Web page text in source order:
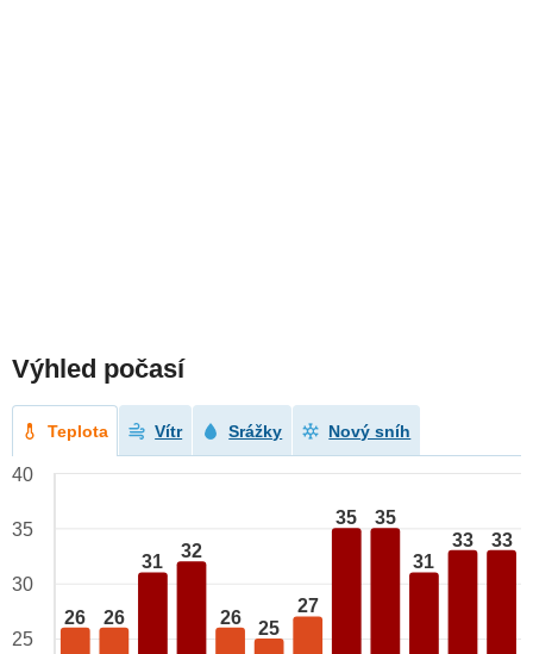
Výhled počasí
Teplota Vítr Srážky Nový sníh
26 26
31
32
26
25
27
35 35
31
33 33
40
35
30
25